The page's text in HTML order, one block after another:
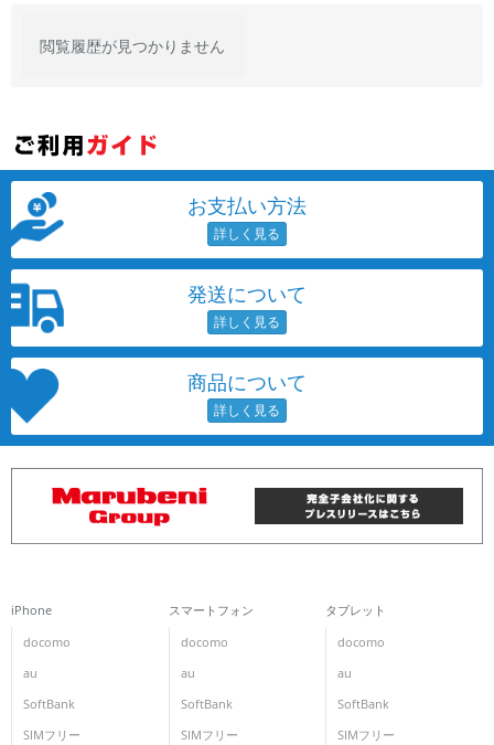
閲覧履歴が見つかりません
お支払い方法
発送について
商品について
iPhone
docomo
au
SoftBank
SIMフリー
スマートフォン
docomo
au
SoftBank
SIMフリー
タブレット
docomo
au
SoftBank
SIMフリー